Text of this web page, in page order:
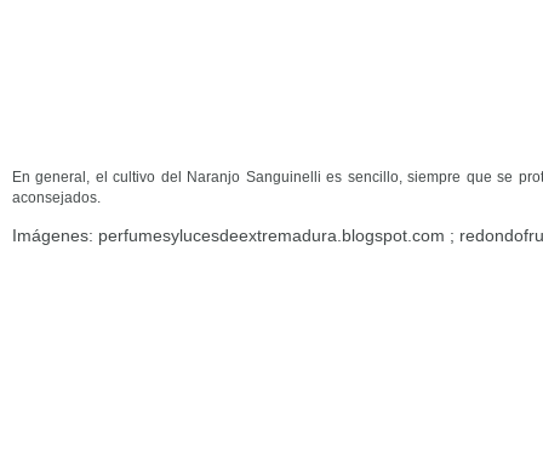
En general, el cultivo del Naranjo Sanguinelli es sencillo, siempre que se
aconsejados.
Imágenes: perfumesylucesdeextremadura.blogspot.com ;